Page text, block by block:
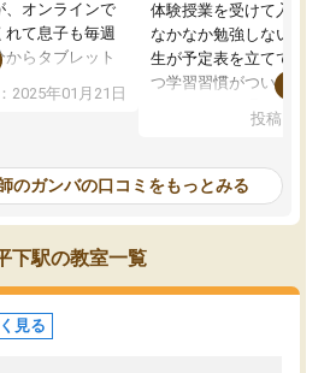
、オンラインで
れて息子も毎週
らタブレット
ようになりまし
なのもとても気
は平均点以上の
！あと1年受験ま
教室を使用しな
思います！
2025年01月21日
体験授業を受けて入塾し
なかなか勉強しない息子
生が予定表を立ててくれ
つ学習習慣がついてきま
指導が無い日も予定表
問できるのでとても助か
投稿日：
のガンバの口コミをもっとみる
下駅の教室一覧
見る